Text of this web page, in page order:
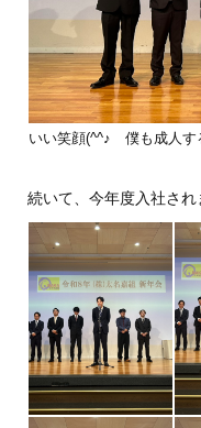
いい笑顔(^^♪ 僕も成人す
続いて、今年度入社さ